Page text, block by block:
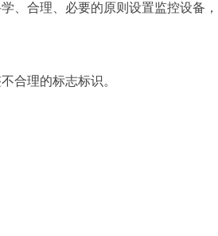
、合理、必要的原则设置监控设备，
合理的标志标识。